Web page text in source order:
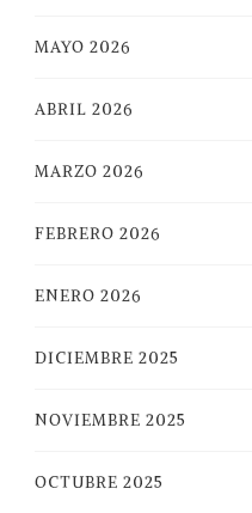
MAYO 2026
ABRIL 2026
MARZO 2026
FEBRERO 2026
ENERO 2026
DICIEMBRE 2025
NOVIEMBRE 2025
OCTUBRE 2025